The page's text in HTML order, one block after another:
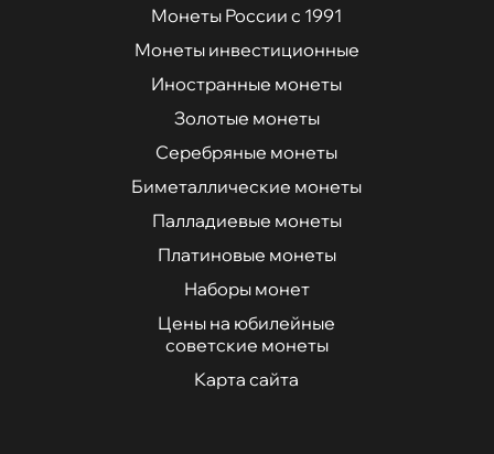
Монеты России с 1991
Монеты инвестиционные
Иностранные монеты
Золотые монеты
Серебряные монеты
Биметаллические монеты
Палладиевые монеты
Платиновые монеты
Наборы монет
Цены на юбилейные
советские монеты
Карта сайта